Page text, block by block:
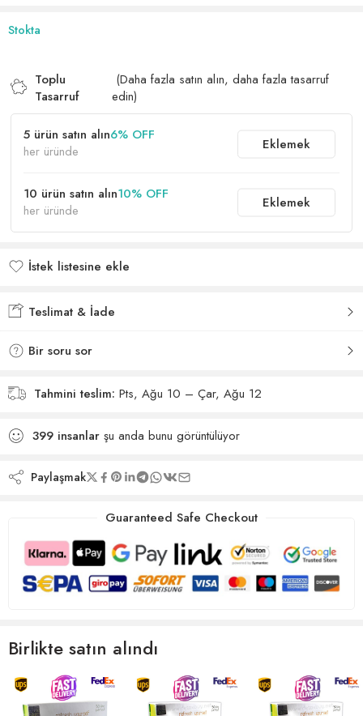
Stokta
Toplu
Tasarruf
(Daha fazla satın alın, daha fazla tasarruf
edin)
5 ürün satın alın6% OFF
her üründe
Eklemek
10 ürün satın alın10% OFF
her üründe
Eklemek
İstek listesine ekle
Teslimat & İade
Bir soru sor
Tahmini teslim: Pts, Ağu 10 – Çar, Ağu 12
399 insanlar şu anda bunu görüntülüyor
Paylaşmak
Guaranteed Safe Checkout
Birlikte satın alındı